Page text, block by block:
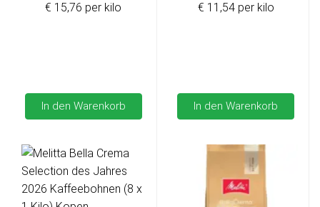
In den Warenkorb
€ 15,76 per kilo
In den Warenkorb
€ 11,54 per kilo